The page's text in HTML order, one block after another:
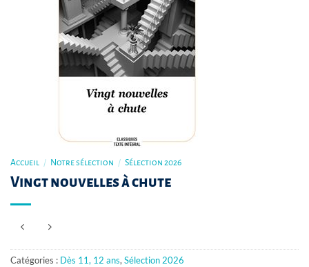
Accueil / Notre sélection / Sélection 2026
Vingt nouvelles à chute
Catégories : Dès 11, 12 ans,Sélection 2026